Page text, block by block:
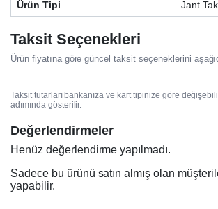
Ürün Tipi Jant
Taksit Seçenekleri
Ürün fiyatına göre güncel taksit seçeneklerini
Taksit tutarları bankanıza ve kart tipinize göre
adımında gösterilir.
Değerlendirmeler
Henüz değerlendirme yapılmadı.
Sadece bu ürünü satın almış olan
yapabilir.